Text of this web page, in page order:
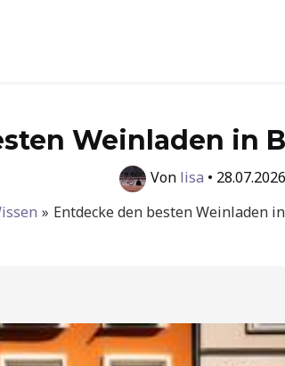
Weinladen in
Von lisa • 28.07.2026
Entdecke den besten Weinladen